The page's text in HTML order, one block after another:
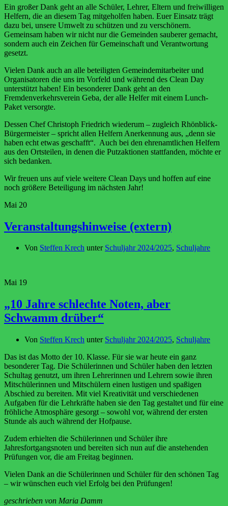
Ein großer Dank geht an alle Schüler, Lehrer, Eltern und freiwilligen
Helfern, die an diesem Tag mitgeholfen haben. Euer Einsatz trägt
dazu bei, unsere Umwelt zu schützen und zu verschönern.
Gemeinsam haben wir nicht nur die Gemeinden sauberer gemacht,
sondern auch ein Zeichen für Gemeinschaft und Verantwortung
gesetzt.
Vielen Dank auch an alle beteiligten Gemeindemitarbeiter und
Organisatoren die uns im Vorfeld und während des Clean Day
unterstützt haben! Ein besonderer Dank geht an den
Fremdenverkehrsverein Geba, der alle Helfer mit einem Lunch-
Paket versorgte.
Dessen Chef Christoph Friedrich wiederum – zugleich Rhönblick-
Bürgermeister – spricht allen Helfern Anerkennung aus, „denn sie
haben echt etwas geschafft“. Auch bei den ehrenamtlichen Helfern
aus den Ortsteilen, in denen die Putzaktionen stattfanden, möchte er
sich bedanken.
Wir freuen uns auf viele weitere Clean Days und hoffen auf eine
noch größere Beteiligung im nächsten Jahr!
Mai 20
Veranstaltungshinweise (extern)
Von Steffen Krech unter Schuljahr 2024/2025, Schuljahre
Mai 19
„10 Jahre schlechte Noten, aber
Schwamm drüber“
Von Steffen Krech unter Schuljahr 2024/2025, Schuljahre
Das ist das Motto der 10. Klasse. Für sie war heute ein ganz
besonderer Tag. Die Schülerinnen und Schüler haben den letzten
Schultag genutzt, um ihren Lehrerinnen und Lehrern sowie ihren
Mitschülerinnen und Mitschülern einen lustigen und spaßigen
Abschied zu bereiten. Mit viel Kreativität und verschiedenen
Aufgaben für die Lehrkräfte haben sie den Tag gestaltet und für eine
fröhliche Atmosphäre gesorgt – sowohl vor, während der ersten
Stunde als auch während der Hofpause.
Zudem erhielten die Schülerinnen und Schüler ihre
Jahresfortgangsnoten und bereiten sich nun auf die anstehenden
Prüfungen vor, die am Freitag beginnen.
Vielen Dank an die Schülerinnen und Schüler für den schönen Tag
– wir wünschen euch viel Erfolg bei den Prüfungen!
geschrieben von Maria Damm